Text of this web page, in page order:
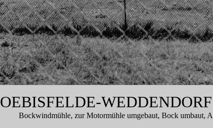
OEBISFELDE-WEDDENDORF
Bockwindmühle, zur Motormühle umgebaut, Bock umbaut,